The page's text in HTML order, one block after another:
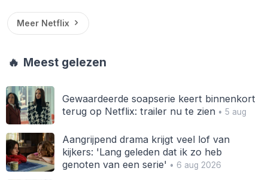
Meer Netflix
🔥 Meest gelezen
Gewaardeerde soapserie keert binnenkort
terug op Netflix: trailer nu te zien• 5 aug
Aangrijpend drama krijgt veel lof van
kijkers: 'Lang geleden dat ik zo heb
genoten van een serie' • 6 aug 2026